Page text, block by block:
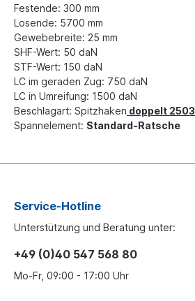
Festende: 300 mm
Losende: 5700 mm
Gewebebreite: 25 mm
SHF-Wert: 50 daN
STF-Wert: 150 daN
LC im geraden Zug: 750 daN
LC in Umreifung: 1500 daN
Beschlagart: Spitzhaken doppelt 2503
Spannelement: Standard-Ratsche
Service-Hotline
Unterstützung und Beratung unter:
+49 (0)40 547 568 80
Mo-Fr, 09:00 - 17:00 Uhr